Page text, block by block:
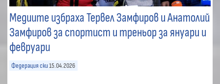
Медиите избраха Тервел Замфиров и Анатолий
Замфиров за спортист и треньор за януари и
февруари
Федерация ски 15.04.2026